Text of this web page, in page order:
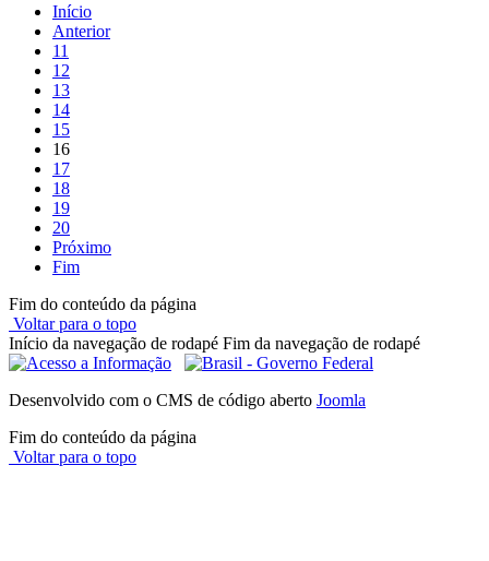
Início
Anterior
11
12
13
14
15
16
17
18
19
20
Próximo
Fim
Fim do conteúdo da página
Voltar para o topo
Início da navegação de rodapé Fim da navegação de rodapé
Desenvolvido com o CMS de código aberto Joomla
Fim do conteúdo da página
Voltar para o topo